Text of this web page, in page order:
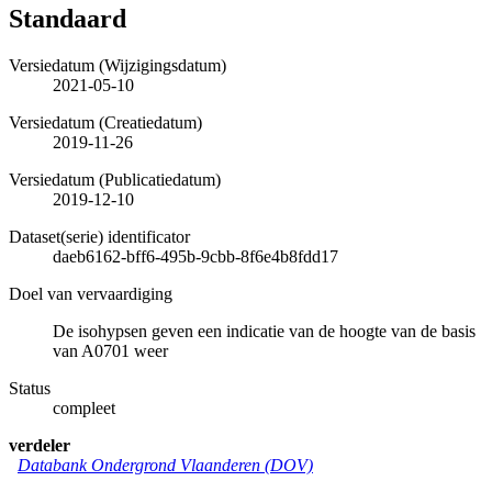
Standaard
Versiedatum (Wijzigingsdatum)
2021-05-10
Versiedatum (Creatiedatum)
2019-11-26
Versiedatum (Publicatiedatum)
2019-12-10
Dataset(serie) identificator
daeb6162-bff6-495b-9cbb-8f6e4b8fdd17
Doel van vervaardiging
De isohypsen geven een indicatie van de hoogte van de basis
van A0701 weer
Status
compleet
verdeler
Databank Ondergrond Vlaanderen (DOV)